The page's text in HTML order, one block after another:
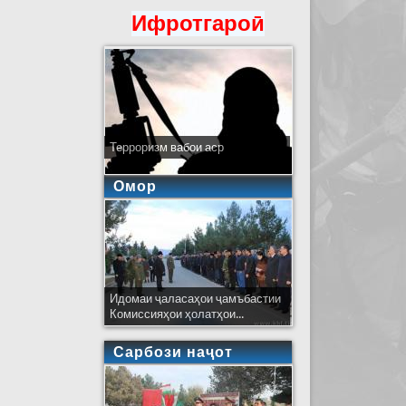
Ифротгароӣ
Терроризм вабои аср
Омор
Идомаи ҷаласаҳои ҷамъбастии
Комиссияҳои ҳолатҳои...
Сарбози наҷот